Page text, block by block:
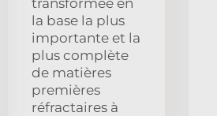
la base la plus
importante et la
plus complète
de matières
premières
réfractaires à